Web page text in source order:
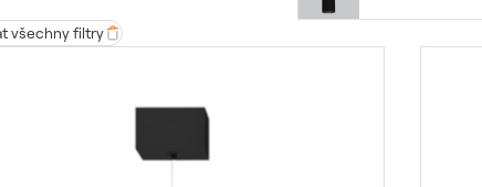
všechny filtry